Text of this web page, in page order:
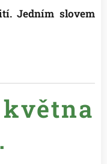
Jedním slovem